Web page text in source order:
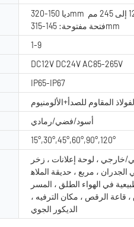
فتحة مفتوحة: 145-315mm
1-9
DC12V DC24V AC85-265V
IP65-IP67
المقاوم للصدأ+الألومنيوم
أسود/فضي/رمادي
15°,30°,45°,60°,90°,120°
خارجي ، لوحة إعلانات ، زخر
الجدران ، مربع ، حديقة الملاه
في الهواء الطلق ، المسر
، قاعة الرقص ، مكان الترفيه ،
الديكور الجوي